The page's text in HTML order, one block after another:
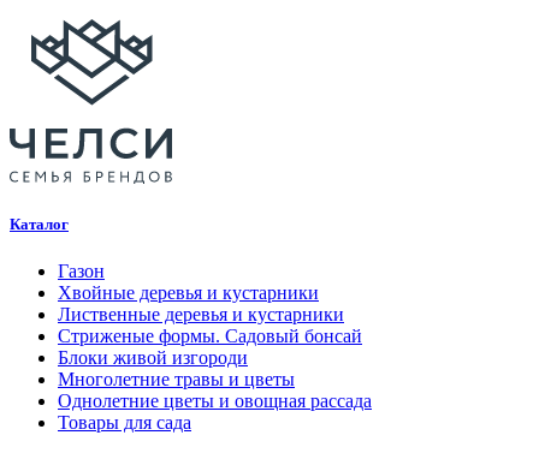
Каталог
Газон
Хвойные деревья и кустарники
Лиственные деревья и кустарники
Стриженые формы. Садовый бонсай
Блоки живой изгороди
Многолетние травы и цветы
Однолетние цветы и овощная рассада
Товары для сада